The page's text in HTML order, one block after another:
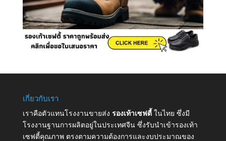
เกี่ยวกับเรา
เราคือตัวแทนโรงงานขายส่ง รองเท้าเซฟตี้ ในไทย ซึ่งมี
โรงงานฐานการผลิตอยู่ในประเทศจีน ซึ่งรับนำเข้ารองเท้า
เซฟตี้คุณภาพ ตรงตามความต้องการและงบประมาณของ